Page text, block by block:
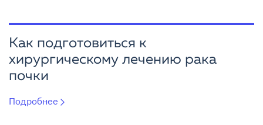
Как подготовиться к
хирургическому лечению рака
почки
Подробнее